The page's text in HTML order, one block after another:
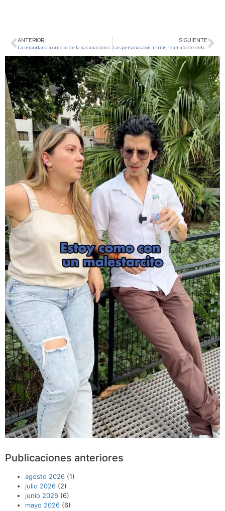
ANTERIOR
La importancia crucial de la vacunación contra el herpes zóster
SIGUIENTE
Las personas con artritis reumatoide deberían saber esto
Publicaciones anteriores
agosto 2026 (1)
julio 2026 (2)
junio 2026 (6)
mayo 2026 (6)